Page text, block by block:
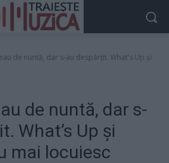
de nuntă, dar s-au despărțit. What's Up și
de nuntă, dar s-
What’s Up și
mai locuiesc